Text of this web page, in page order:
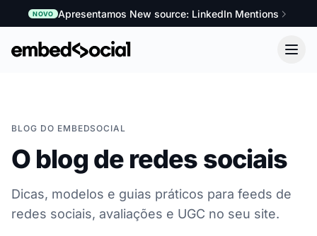
NOVO Apresentamos New source: LinkedIn Mentions
BLOG DO EMBEDSOCIAL
O blog de redes sociais
Dicas, modelos e guias práticos para feeds de
redes sociais, avaliações e UGC no seu site.